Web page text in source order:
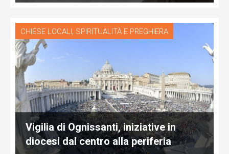
CHIESE LOCALI, SPIRITUALITÀ E PREGHIERA
Vigilia di Ognissanti, iniziative in
diocesi dal centro alla periferia